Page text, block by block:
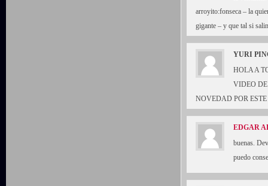
arroyito:fonseca – la
gigante – y que tal si
YURI
HOLA A
VIDEO
NOVEDAD POR
EDGAR
buenas.
puedo